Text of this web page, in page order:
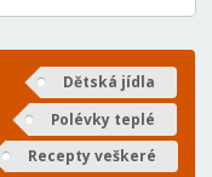
Dětská jídla
Polévky teplé
Recepty veškeré